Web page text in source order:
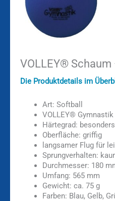
VOLLEY® Schaum
Die Produktdetails im
Art: Softball
VOLLEY® Gymnastik
Härtegrad:
Oberfläche: griffig
langsamer Flug für
Sprungverhalten:
Durchmesser: 180
Umfang: 565 mm
Gewicht: ca. 75 g
Farben: Blau, Gelb,